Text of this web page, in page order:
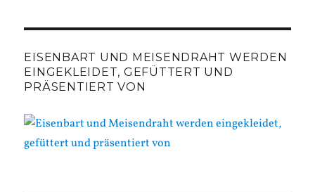
EISENBART UND MEISENDRAHT WERDEN
EINGEKLEIDET, GEFÜTTERT UND
PRÄSENTIERT VON